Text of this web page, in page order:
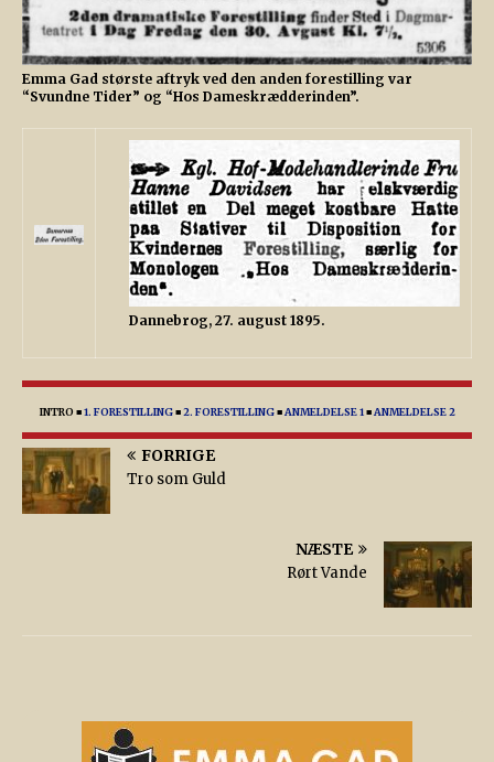
Emma Gad største aftryk ved den anden forestilling var
“Svundne Tider” og “Hos Dameskrædderinden”.
Dannebrog, 27. august 1895.
INTRO ■1. FORESTILLING■2. FORESTILLING■ANMELDELSE 1■ANMELDELSE 2
FORRIGE
Tro som Guld
NÆSTE
Rørt Vande